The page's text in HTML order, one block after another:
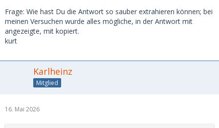
Frage: Wie hast Du die Antwort so sauber extrahieren können; bei
meinen Versuchen wurde alles mögliche, in der Antwort mit
angezeigte, mit kopiert.
kurt
Karlheinz
Mitglied
16. Mai 2026